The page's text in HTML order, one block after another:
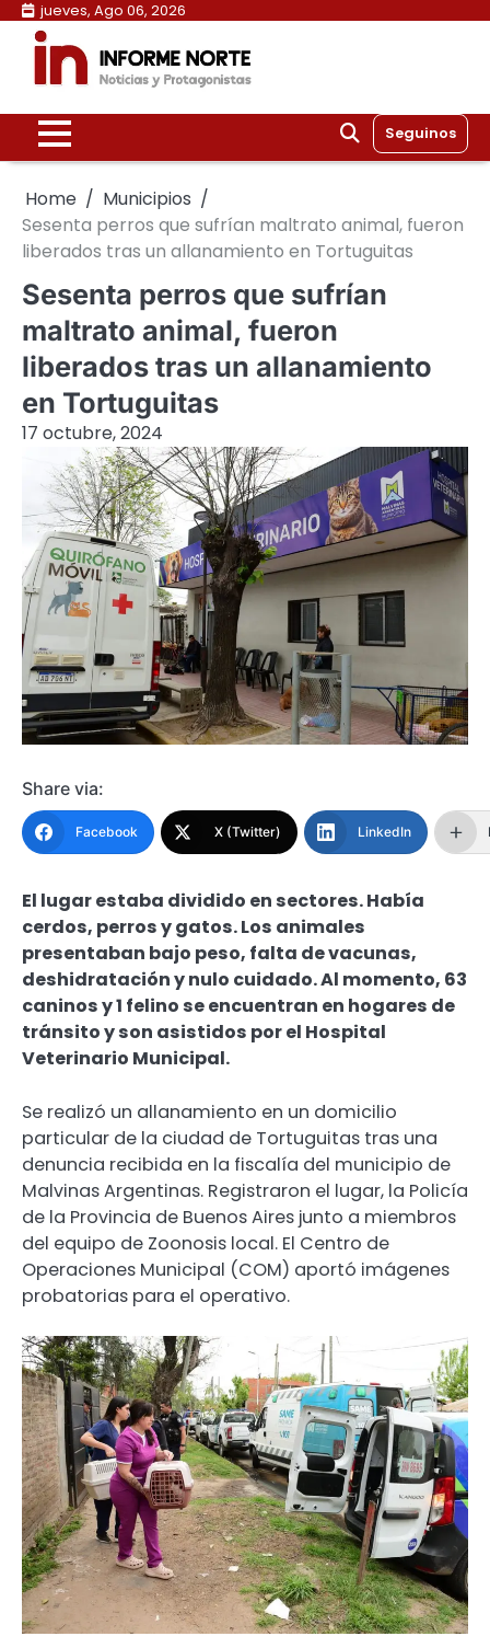
Skip
content
jueves, Ago 06, 2026
Seguinos
Home
Municipios
Sesenta perros que sufrían maltrato animal, fueron
liberados tras un allanamiento en Tortuguitas
Sesenta perros que sufrían
maltrato animal, fueron
liberados tras un allanamiento
en Tortuguitas
17 octubre, 2024
Share via:
Facebook X (Twitter) LinkedIn
El lugar estaba dividido en sectores. Había
cerdos, perros y gatos. Los animales
presentaban bajo peso, falta de vacunas,
deshidratación y nulo cuidado. Al momento, 63
caninos y 1 felino se encuentran en hogares de
tránsito y son asistidos por el Hospital
Veterinario Municipal.
Se realizó un allanamiento en un domicilio
particular de la ciudad de Tortuguitas tras una
denuncia recibida en la fiscalía del municipio de
Malvinas Argentinas. Registraron el lugar, la Policía
de la Provincia de Buenos Aires junto a miembros
del equipo de Zoonosis local. El Centro de
Operaciones Municipal (COM) aportó imágenes
probatorias para el operativo.